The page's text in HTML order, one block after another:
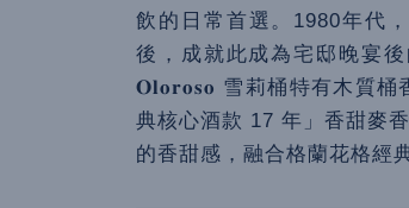
飲的日常首選。1980年代
後，成就此成為宅邸晚宴
𝐎𝐥𝐨𝐫𝐨𝐬𝐨 雪莉桶特有木質桶
典核心酒款 17 年」香甜麥
的香甜感，融合格蘭花格經